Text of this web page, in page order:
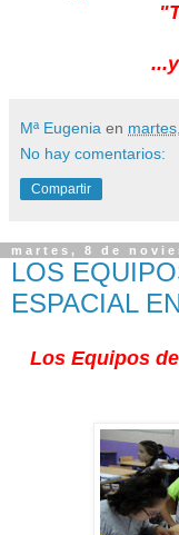
Mª Eugenia en
No hay comentarios:
Compartir
martes, 8 de
LOS
ESPACIAL
Los Equipos